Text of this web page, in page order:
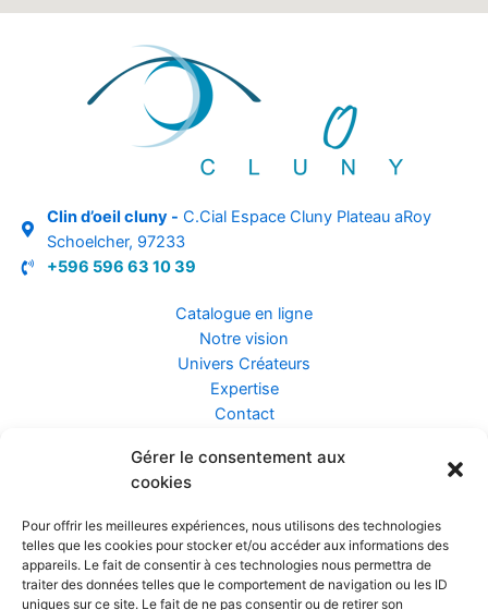
Gérer le consentement aux
cookies
Pour offrir les meilleures expériences, nous utilisons des technologies
telles que les cookies pour stocker et/ou accéder aux informations des
appareils. Le fait de consentir à ces technologies nous permettra de
traiter des données telles que le comportement de navigation ou les ID
uniques sur ce site. Le fait de ne pas consentir ou de retirer son
Clin d’oeil cluny - C.Cial Espace Cluny Plateau aRoy
Schoelcher, 97233
+596 596 63 10 39
Catalogue en ligne
Notre vision
Univers Créateurs
Expertise
Contact
Assurance ZEN
Confidentialité et Données
Conditions Générales de Vente